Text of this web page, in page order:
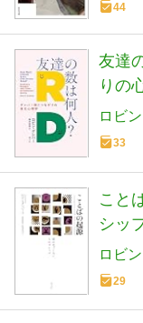
44
友達
りの
ロビ
33
こと
シッ
ロビ
29